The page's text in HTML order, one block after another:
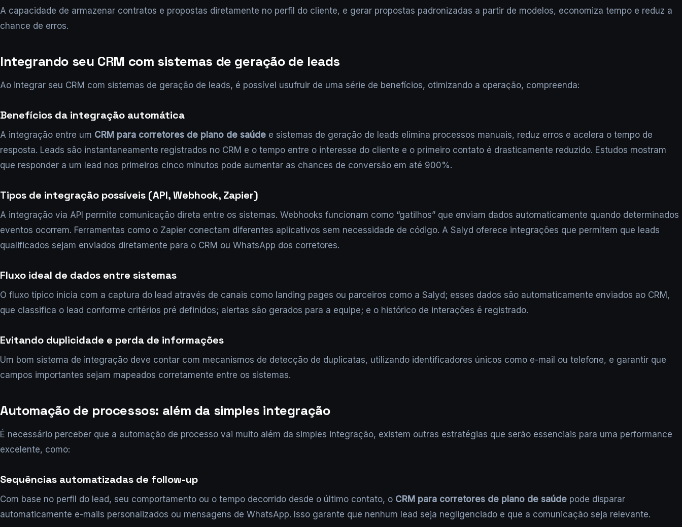
A capacidade de armazenar contratos e propostas diretamente no perfil do cliente, e gerar propostas padronizadas a partir de modelos, economiza tempo e reduz a
chance de erros.
Integrando seu CRM com sistemas de geração de leads
Ao integrar seu CRM com sistemas de geração de leads, é possível usufruir de uma série de benefícios, otimizando a operação, compreenda:
Benefícios da integração automática
A integração entre um CRM para corretores de plano de saúde e sistemas de geração de leads elimina processos manuais, reduz erros e acelera o tempo de
resposta. Leads são instantaneamente registrados no CRM e o tempo entre o interesse do cliente e o primeiro contato é drasticamente reduzido. Estudos mostram
que responder a um lead nos primeiros cinco minutos pode aumentar as chances de conversão em até 900%.
Tipos de integração possíveis (API, Webhook, Zapier)
A integração via API permite comunicação direta entre os sistemas. Webhooks funcionam como “gatilhos” que enviam dados automaticamente quando determinados
eventos ocorrem. Ferramentas como o Zapier conectam diferentes aplicativos sem necessidade de código. A Salyd oferece integrações que permitem que leads
qualificados sejam enviados diretamente para o CRM ou WhatsApp dos corretores.
Fluxo ideal de dados entre sistemas
O fluxo típico inicia com a captura do lead através de canais como landing pages ou parceiros como a Salyd; esses dados são automaticamente enviados ao CRM,
que classifica o lead conforme critérios pré definidos; alertas são gerados para a equipe; e o histórico de interações é registrado.
Evitando duplicidade e perda de informações
Um bom sistema de integração deve contar com mecanismos de detecção de duplicatas, utilizando identificadores únicos como e-mail ou telefone, e garantir que
campos importantes sejam mapeados corretamente entre os sistemas.
Automação de processos: além da simples integração
É necessário perceber que a automação de processo vai muito além da simples integração, existem outras estratégias que serão essenciais para uma performance
excelente, como:
Sequências automatizadas de follow-up
Com base no perfil do lead, seu comportamento ou o tempo decorrido desde o último contato, o CRM para corretores de plano de saúde pode disparar
automaticamente e-mails personalizados ou mensagens de WhatsApp. Isso garante que nenhum lead seja negligenciado e que a comunicação seja relevante.